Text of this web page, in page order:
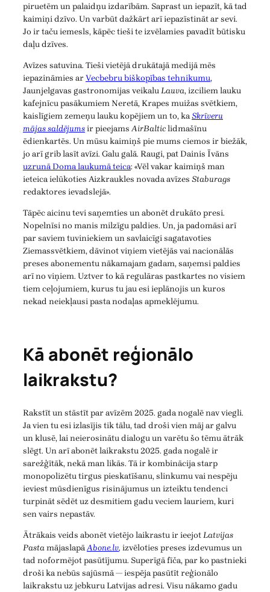
piruetēm un palaidņu izdarībām. Saprast un iepazīt, kā tad
kaimiņi dzīvo. Un varbūt dažkārt arī iepazīstināt ar sevi.
Jo ir taču iemesls, kāpēc tieši te izvēlamies pavadīt būtisku
daļu dzīves.
Avīzes satuvina. Tieši vietējā drukātajā medijā mēs
iepazināmies arVecbebru biškopības tehnikumu,
Jaunjelgavas gastronomijas veikaluLauva, izciliem lauku
kafejnīcu pasākumiem Neretā, Krapes muižas svētkiem,
kaislīgiem zemeņu lauku kopējiem un to, kaSkrīveru
mājas saldējumsir pieejamsAirBalticlidmašīnu
ēdienkartēs. Un mūsu kaimiņš pie mums ciemos ir biežāk,
jo arī grib lasīt avīzi. Galu galā. Raugi, pat Dainis Īvāns
uzrunā Doma laukumā teica: «Vēl vakar kaimiņš man
ieteica ielūkoties Aizkraukles novada avīzes Staburags
redaktores ievadslejā».
Tāpēc aicinu tevi saņemties un abonēt drukāto presi.
Nopelnīsi no manis milzīgu paldies. Un, ja padomāsi arī
par saviem tuviniekiem un savlaicīgi sagatavoties
Ziemassvētkiem, dāvinot viņiem vietējās vai nacionālās
preses abonementu nākamajam gadam, saņemsi paldies
arī no viņiem. Uztver to kā regulāras pastkartes no visiem
tiem ceļojumiem, kurus tu jau esi ieplānojis un kuros
nekad neiekļausi pasta nodaļas apmeklējumu.
Kā abonēt reģionālo
laikrakstu?
Rakstīt un stāstīt par avīzēm 2025. gada nogalē nav viegli.
Ja vien tu esi izlasījis tik tālu, tad droši vien māj ar galvu
un klusē, lai neierosinātu dialogu un varētu šo tēmu ātrāk
slēgt. Un arī abonēt laikrakstu 2025. gada nogalē ir
sarežģītāk, nekā man likās. Tā ir kombinācija starp
monopolizētu tirgus pieskatīšanu, slinkumu vai nespēju
ieviest mūsdienīgus risinājumus un izteiktu tendenci
turpināt sēdēt uz desmitiem gadu veciem lauriem, kuri
sen vairs nepastāv.
Ātrākais veids abonēt vietējo laikrastu ir ieejotLatvijas
PastamājaslapāAbone.lv, izvēloties preses izdevumus un
tad noformējot pasūtījumu. Superīgā fīča, par ko pastnieki
droši ka nebūs sajūsmā — iespēja pasūtīt reģionālo
laikrakstu uz jebkuru Latvijas adresi. Visu nākamo gadu